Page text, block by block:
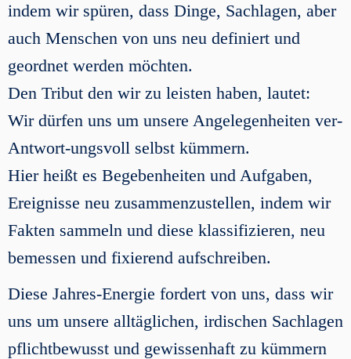
indem wir spüren, dass Dinge, Sachlagen, aber
auch Menschen von uns neu definiert und
geordnet werden möchten.
Den Tribut den wir zu leisten haben, lautet:
Wir dürfen uns um unsere Angelegenheiten ver-
Antwort-ungsvoll selbst kümmern.
Hier heißt es Begebenheiten und Aufgaben,
Ereignisse neu zusammenzustellen, indem wir
Fakten sammeln und diese klassifizieren, neu
bemessen und fixierend aufschreiben.
Diese Jahres-Energie fordert von uns, dass wir
uns um unsere alltäglichen, irdischen Sachlagen
pflichtbewusst und gewissenhaft zu kümmern